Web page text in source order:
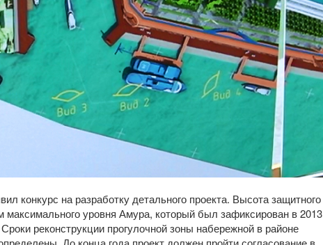
конкурс на разработку детального проекта. Высота защитного
максимального уровня Амура, который был зафиксирован в 2013
реконструкции прогулочной зоны набережной в районе